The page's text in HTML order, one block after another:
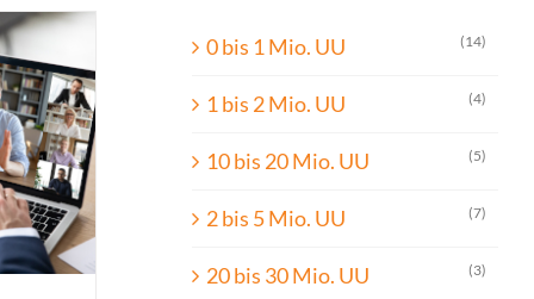
0 bis 1 Mio. UU (14)
1 bis 2 Mio. UU (4)
10 bis 20 Mio. UU (5)
2 bis 5 Mio. UU (7)
20 bis 30 Mio. UU (3)